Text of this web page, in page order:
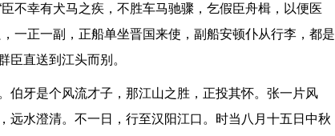
不幸有犬马之疾，不胜车马驰骤，乞假臣舟楫，以便医
一正一副，正船单坐晋国来使，副船安顿仆从行李，都是
臣直送到江头而别。
伯牙是个风流才子，那江山之胜，正投其怀。张一片风
远水澄清。不一日，行至汉阳江口。时当八月十五日中秋